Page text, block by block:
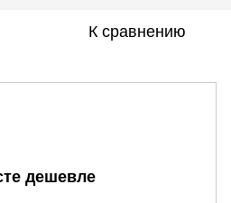
К сравнению
дешевле